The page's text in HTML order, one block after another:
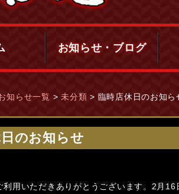
お知らせ・ブログ
知らせ一覧 >未分類 > 臨時店休日のお知ら
のお知らせ
利用いただきありがとうございます。2月